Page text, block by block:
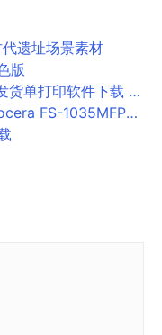
遗址场景素材
版
印软件下载 v1.0云版
一体机驱动下载 附安装教程